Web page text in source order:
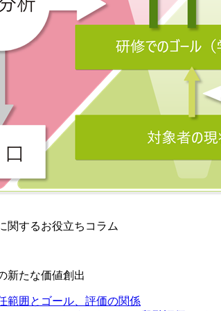
関するお役立ちコラム
新たな価値創出
範囲とゴール、評価の関係